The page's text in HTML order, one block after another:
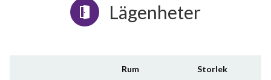
Lägenheter
Rum Storlek